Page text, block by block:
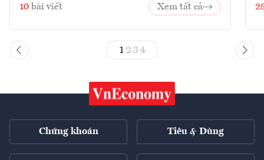
10 bài viết Xem tất cả
1 23 4
Chứng khoán Tiêu & Dùng